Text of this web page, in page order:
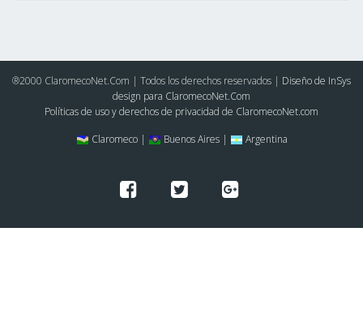
®2000 ClaromecoNet.Com | Todos los derechos reservados | Diseño de InSys
design para ClaromecoNet.Com
Políticas de uso y derechos de privacidad de ClaromecoNet.com
Claromeco |
Buenos Aires | Argentina